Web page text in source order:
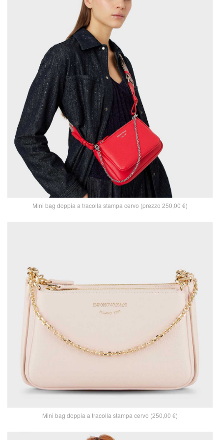
Mini bag doppia a tracolla stampa cervo (prezzo 250,00 €)
Mini bag doppia a tracolla stampa cervo (250,00 €)